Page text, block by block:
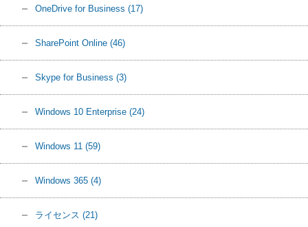
OneDrive for Business (17)
SharePoint Online (46)
Skype for Business (3)
Windows 10 Enterprise (24)
Windows 11 (59)
Windows 365 (4)
ライセンス (21)